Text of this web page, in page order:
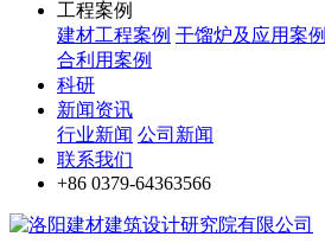
工程案例
建材工程案例 干馏炉及应用案例
合利用案例
科研
新闻资讯
行业新闻 公司新闻
联系我们
+86 0379-64363566